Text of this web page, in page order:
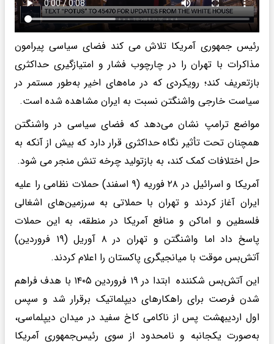
رئیس جمهوری آمریکا تلاش می کند فضای سیاسی پیرامون
مذاکرات با تهران را در چارچوب فشار و امتیازگیری حداکثری
بازتعریف کند؛ رویکردی که در ماه‌های اخیر به‌طور مستمر در
سیاست خارجی واشنگتن نسبت به ایران مشاهده شده است.
مواضع ترامپ نشان می‌دهد که فضای سیاسی در واشنگتن
همچنان تحت تأثیر نگاه حداکثری قرار دارد که بیش از آنکه به
حل اختلافات کمک کند، به بازتولید چرخه تنش منجر می شود.
آمریکا و اسرائیل در ۲۸ فوریه (۹ اسفند) حملات نظامی را علیه
ایران آغاز کردند و تهران با حملاتی به سرزمین‌های اشغالی
فلسطین و اماکن و منافع آمریکا در منطقه، به این حملات
پاسخ داد اما واشنگتن و تهران در ۸ آوریل (۱۹ فروردین)
آتش‌بس موقت با میانجیگری پاکستان را اعلام کردند.
این آتش‌بس شکننده ابتدا در ۱۹ فروردین ۱۴۰۵ با هدف فراهم
شدن فرصت برای راهکارهای دیپلماتیک برقرار شد و سپس
اول اردیبهشت پس از ناکامی کاخ سفید در میدان دیپلماسی،
به‌صورت یکجانبه و نامحدود از سوی رئیس‌جمهوری آمریکا